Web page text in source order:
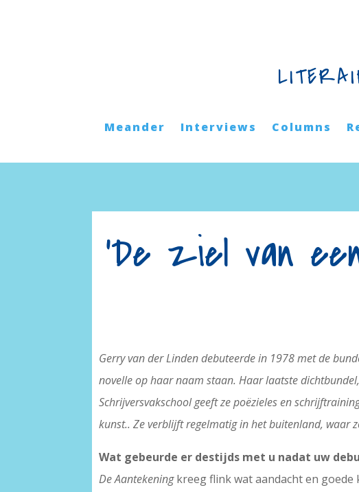
Meander Interviews Columns
'De ziel van
Gerry van der Linden debuteerde in 1978 met de
novelle op haar naam staan. Haar laatste
Schrijversvakschool geeft ze poëzieles en
kunst.. Ze verblijft regelmatig in het buitenland, waar
Wat gebeurde er destijds met u nadat uw
De Aantekeningkreeg flink wat aandacht en